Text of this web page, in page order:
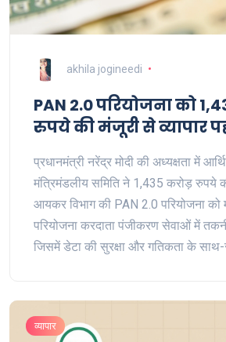
akhila jogineedi
PAN 2.0 परियोजना को
रुपये की मंजूरी से व्यापार
प्रधानमंत्री नरेंद्र मोदी की अध्यक्षता में
मंत्रिमंडलीय समिति ने 1,435 करोड़ रुपये
आयकर विभाग की PAN 2.0 परियोजना को
परियोजना करदाता पंजीकरण सेवाओं में
जिसमें डेटा की सुरक्षा और गतिकता के साथ-
व्यापार